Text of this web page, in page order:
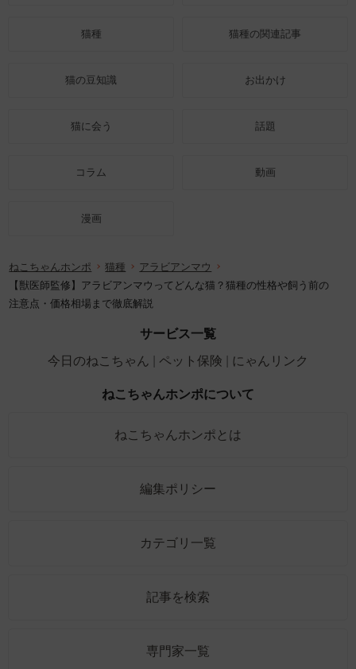
猫種 猫種の関連記事
猫の豆知識 お出かけ
猫に会う 話題
コラム 動画
漫画
ねこちゃんホンポ 猫種
アラビアンマウ
【獣医師監修】アラビアンマウってどんな猫？猫種の性格や飼う前の
注意点・価格相場まで徹底解説
サービス一覧
今日のねこちゃん
ペット保険 にゃんリンク
ねこちゃんホンポについて
ねこちゃんホンポとは
編集ポリシー
カテゴリ一覧
記事を検索
専門家一覧